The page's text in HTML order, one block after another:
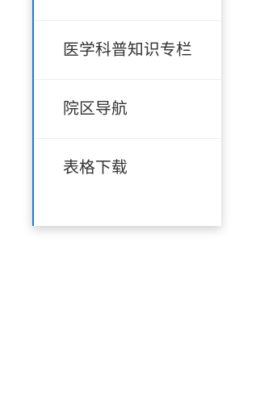
医学科普知识专栏
院区导航
表格下载